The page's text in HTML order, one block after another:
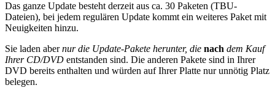
Das ganze Update besteht derzeit aus ca. 30 Paketen (TBU-
Dateien), bei jedem regulären Update kommt ein weiteres Paket mit
Neuigkeiten hinzu.
Sie laden abernur die Update-Pakete herunter, die nach dem Kauf
Ihrer CD/DVD entstanden sind. Die anderen Pakete sind in Ihrer
DVD bereits enthalten und würden auf Ihrer Platte nur unnötig Platz
belegen.